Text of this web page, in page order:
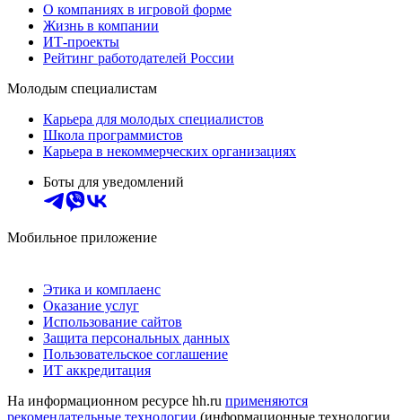
О компаниях в игровой форме
Жизнь в компании
ИТ-проекты
Рейтинг работодателей России
Молодым специалистам
Карьера для молодых специалистов
Школа программистов
Карьера в некоммерческих организациях
Боты для уведомлений
Мобильное приложение
Этика и комплаенс
Оказание услуг
Использование сайтов
Защита персональных данных
Пользовательское соглашение
ИТ аккредитация
На информационном ресурсе hh.ru применяются